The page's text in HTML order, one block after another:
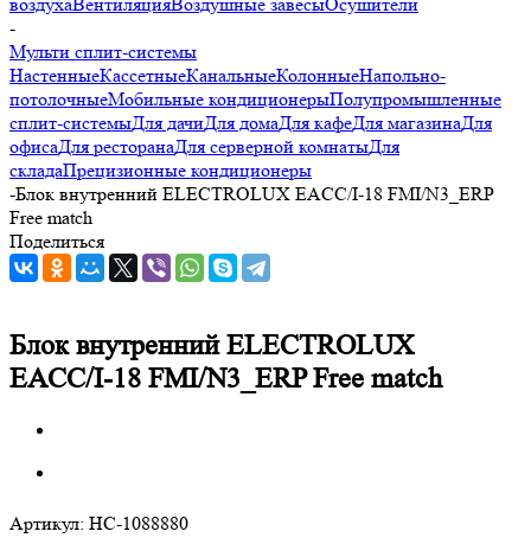
-
Мульти сплит-системы
НастенныеКассетныеКанальныеКолонныеНапольно-
потолочныеМобильные кондиционерыПолупромышленные
сплит-системыДля дачиДля домаДля кафеДля магазинаДля
офисаДля ресторанаДля серверной комнатыДля
складаПрецизионные кондиционеры
-Блок внутренний ELECTROLUX EACC/I-18 FMI/N3_ERP
Free match
Поделиться
Блок внутренний ELECTROLUX
EACC/I-18 FMI/N3_ERP Free match
Артикул: НС-1088880